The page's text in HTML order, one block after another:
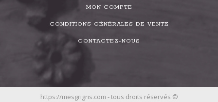
MON COMPTE
CONDITIONS GÉNÉRALES DE VENTE
CONTACTEZ-NOUS
https://mesgrigris.com - tous droits réservés ©